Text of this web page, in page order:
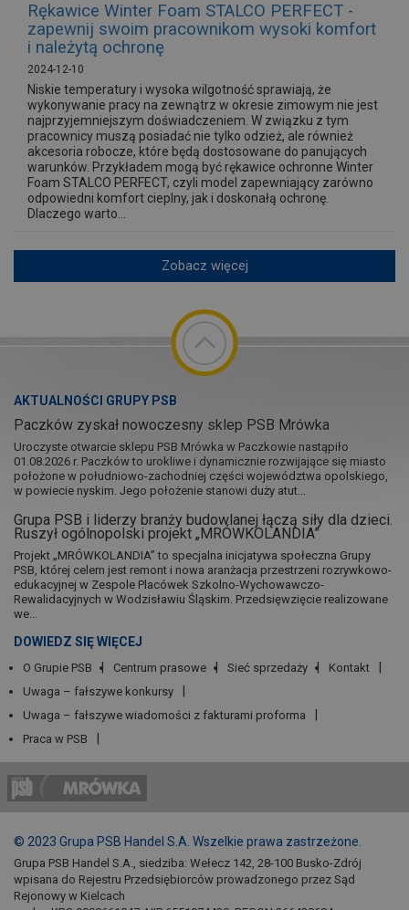
Rękawice Winter Foam STALCO PERFECT -
zapewnij swoim pracownikom wysoki komfort
i należytą ochronę
2024-12-10
Niskie temperatury i wysoka wilgotność sprawiają, że
wykonywanie pracy na zewnątrz w okresie zimowym nie jest
najprzyjemniejszym doświadczeniem. W związku z tym
pracownicy muszą posiadać nie tylko odzież, ale również
akcesoria robocze, które będą dostosowane do panujących
warunków. Przykładem mogą być rękawice ochronne Winter
Foam STALCO PERFECT, czyli model zapewniający zarówno
odpowiedni komfort cieplny, jak i doskonałą ochronę.
Dlaczego warto...
Zobacz więcej
AKTUALNOŚCI GRUPY PSB
Paczków zyskał nowoczesny sklep PSB Mrówka
Uroczyste otwarcie sklepu PSB Mrówka w Paczkowie nastąpiło
01.08.2026 r. Paczków to urokliwe i dynamicznie rozwijające się miasto
położone w południowo-zachodniej części województwa opolskiego,
w powiecie nyskim. Jego położenie stanowi duży atut...
Grupa PSB i liderzy branży budowlanej łączą siły dla dzieci.
Ruszył ogólnopolski projekt „MRÓWKOLANDIA”
Projekt „MRÓWKOLANDIA” to specjalna inicjatywa społeczna Grupy
PSB, której celem jest remont i nowa aranżacja przestrzeni rozrywkowo-
edukacyjnej w Zespole Placówek Szkolno-Wychowawczo-
Rewalidacyjnych w Wodzisławiu Śląskim. Przedsięwzięcie realizowane
we...
DOWIEDZ SIĘ WIĘCEJ
O Grupie PSB Centrum prasowe Sieć sprzedaży
Kontakt
Uwaga – fałszywe konkursy
Uwaga – fałszywe wiadomości z fakturami proforma
Praca w PSB
© 2023 Grupa PSB Handel S.A. Wszelkie prawa zastrzeżone.
Grupa PSB Handel S.A., siedziba: Wełecz 142, 28-100 Busko-Zdrój
wpisana do Rejestru Przedsiębiorców prowadzonego przez Sąd
Rejonowy w Kielcach